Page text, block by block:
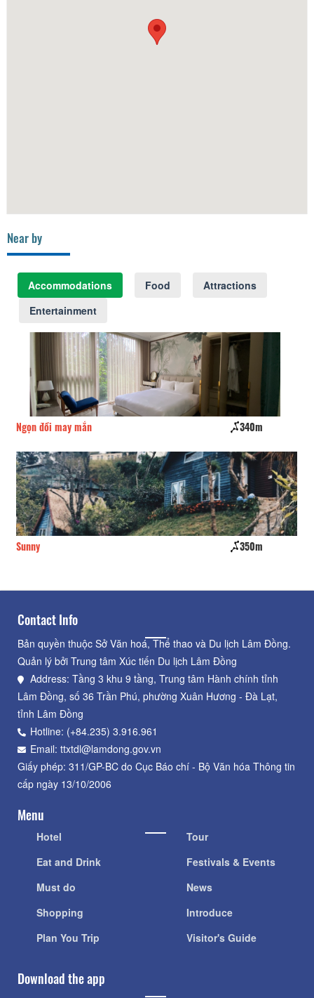
Near by
Accommodations Food
Attractions
Entertainment
Ngọn đồi may mắn 340m
Sunny 350m
Contact Info
Bản quyền thuộc Sở Văn hoá, Thể thao và Du lịch Lâm Đồng.
Quản lý bởi Trung tâm Xúc tiến Du lịch Lâm Đồng
Address: Tầng 3 khu 9 tầng, Trung tâm Hành chính tỉnh
Lâm Đồng, số 36 Trần Phú, phường Xuân Hương - Đà Lạt,
tỉnh Lâm Đồng
Hotline: (+84.235) 3.916.961
Email: ttxtdl@lamdong.gov.vn
Giấy phép: 311/GP-BC do Cục Báo chí - Bộ Văn hóa Thông tin
cấp ngày 13/10/2006
Menu
Hotel
Eat and Drink
Must do
Shopping
Plan You Trip
Tour
Festivals & Events
News
Introduce
Visitor's Guide
Download the app